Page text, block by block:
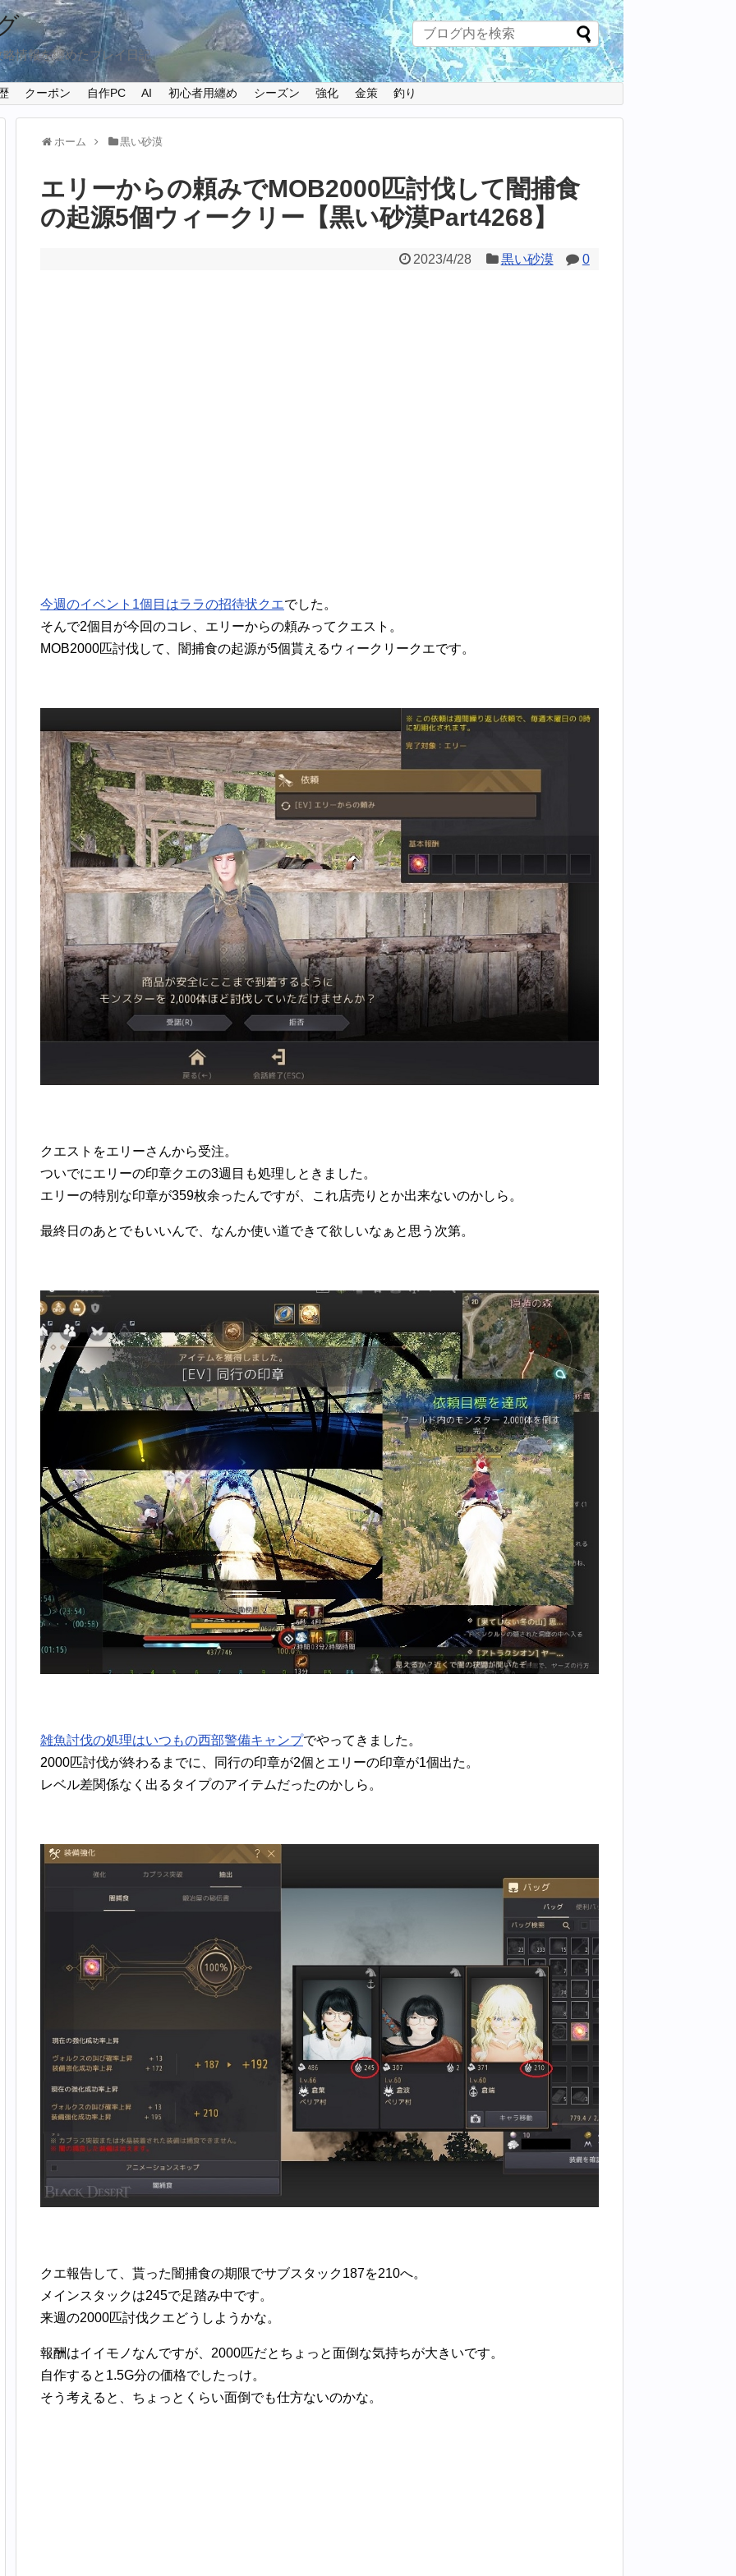
情報を纏めたプレイ日記
クーポン 自作PC AI 初心者用纏め シーズン 強化 金策 釣り
ホーム 黒い砂漠
エリーからの頼みでMOB2000匹討伐して闇捕食
の起源5個ウィークリー【黒い砂漠Part4268】
2023/4/28 黒い砂漠 0
今週のイベント1個目はララの招待状クエでした。
そんで2個目が今回のコレ、エリーからの頼みってクエスト。
MOB2000匹討伐して、闇捕食の起源が5個貰えるウィークリークエです。
クエストをエリーさんから受注。
ついでにエリーの印章クエの3週目も処理しときました。
エリーの特別な印章が359枚余ったんですが、これ店売りとか出来ないのかしら。
最終日のあとでもいいんで、なんか使い道できて欲しいなぁと思う次第。
雑魚討伐の処理はいつもの西部警備キャンプでやってきました。
2000匹討伐が終わるまでに、同行の印章が2個とエリーの印章が1個出た。
レベル差関係なく出るタイプのアイテムだったのかしら。
クエ報告して、貰った闇捕食の期限でサブスタック187を210へ。
メインスタックは245で足踏み中です。
来週の2000匹討伐クエどうしようかな。
報酬はイイモノなんですが、2000匹だとちょっと面倒な気持ちが大きいです。
自作すると1.5G分の価格でしたっけ。
そう考えると、ちょっとくらい面倒でも仕方ないのかな。